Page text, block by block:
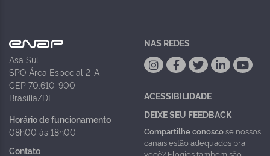
Asa Sul
SPO Área Especial 2-A
CEP 70.610-900
Brasília/DF
Horário de funcionamento
08h00 às 18h00
Contato
NAS REDES
ACESSIBILIDADE
DEIXE SEU FEEDBACK
Compartilhe conoscose nossos
canais estão adequados pra
você? Elogios também são